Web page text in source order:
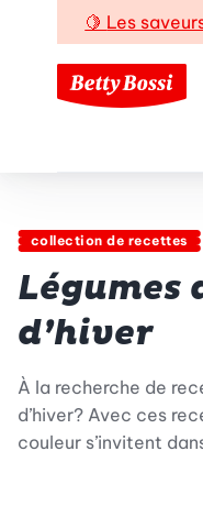
🍋 Les
collection de recettes
Légumes
d’hiver
À la recherche de
d’hiver? Avec ces
couleur s’invitent